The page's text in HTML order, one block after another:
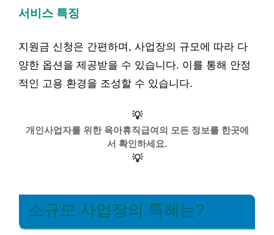
서비스 특징
지원금 신청은 간편하며, 사업장의 규모에 따라 다
양한 옵션을 제공받을 수 있습니다. 이를 통해 안정
적인 고용 환경을 조성할 수 있습니다.
💡
개인사업자를 위한 육아휴직급여의 모든 정보를 한곳에
서 확인하세요.
💡
소규모 사업장의 특혜는?